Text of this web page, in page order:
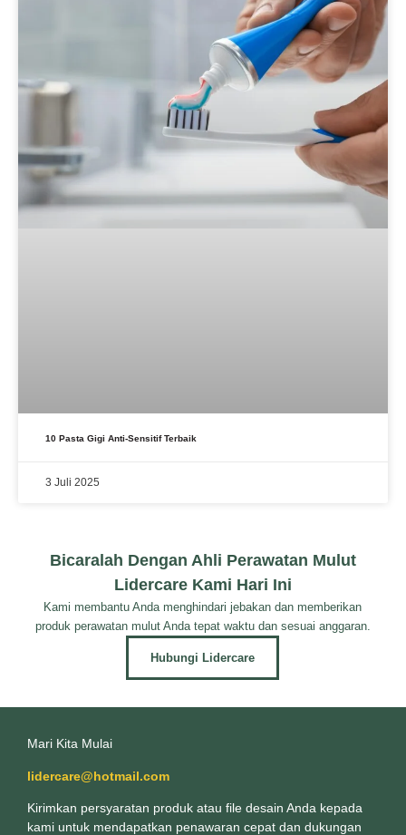
10 Pasta Gigi Anti-Sensitif Terbaik
3 Juli 2025
Bicaralah Dengan Ahli Perawatan Mulut
Lidercare Kami Hari Ini
Kami membantu Anda menghindari jebakan dan memberikan
produk perawatan mulut Anda tepat waktu dan sesuai anggaran.
Hubungi Lidercare
Mari Kita Mulai
lidercare@hotmail.com
Kirimkan persyaratan produk atau file desain Anda kepada
kami untuk mendapatkan penawaran cepat dan dukungan